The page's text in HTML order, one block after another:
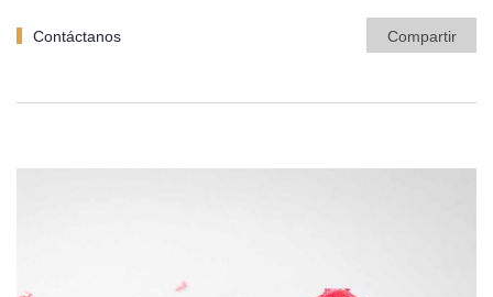
Contáctanos Compartir